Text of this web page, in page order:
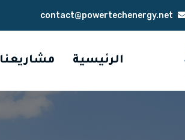
contact@powertechenergy.net
الرئيسية مشاريعنا